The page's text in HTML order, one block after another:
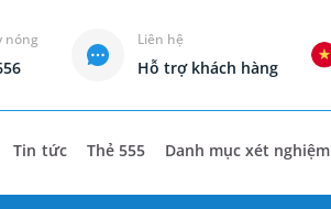
nóng Liên hệ
Hỗ trợ khách hàng
Tin tức Thẻ 555 Danh mục xét nghiệm